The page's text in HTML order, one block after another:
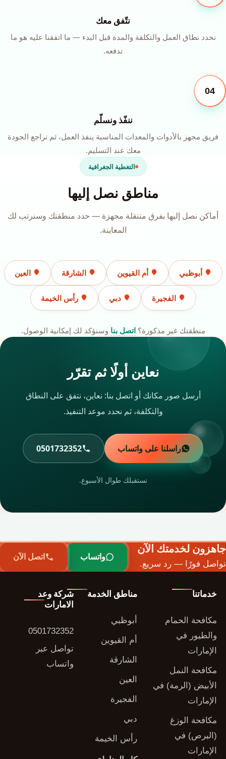
نتّفق معك
نحدد نطاق العمل والتكلفة والمدة قبل البدء — ما اتفقنا عليه هو ما
تدفعه.
04
ننفّذ ونسلّم
فريق مجهز بالأدوات والمعدات المناسبة ينفذ العمل، ثم نراجع الجودة
معك عند التسليم.
التغطية الجغرافية
مناطق نصل إليها
أماكن نصل إليها بفرق متنقلة مجهزة — حدد منطقتك وسنرتب لك
المعاينة.
أبوظبي أم القيوين الشارقة العين
الفجيرة دبي رأس الخيمة
منطقتك غير مذكورة؟اتصل بنا وسنؤكد لك إمكانية الوصول.
نعاين أولًا ثم تقرّر
أرسل صور مكانك أو اتصل بنا: نعاين، نتفق على النطاق
والتكلفة، ثم نحدد موعد التنفيذ.
راسلنا على واتساب 0501732352
نستقبلك طوال الأسبوع.
جاهزون لخدمتك الآن
تواصل فورًا — رد سريع.
واتساب اتصل الآن
خدماتنا
مكافحة الحمام
والطيور في
الإمارات
مكافحة النمل
الأبيض (الرمة) في
الإمارات
مكافحة الوزغ
(البرص) في
الإمارات
مناطق الخدمة
أبوظبي
أم القيوين
الشارقة
العين
الفجيرة
دبي
رأس الخيمة
شركة وعد
الامارات
0501732352
تواصل عبر
واتساب